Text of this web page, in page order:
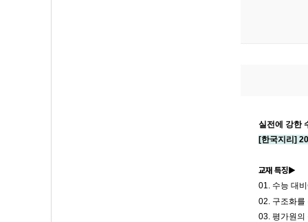
실전에 강한
[한국지리 ]
교재 특징▶
01. 수능 대
02. 구조화를
03. 평가원의